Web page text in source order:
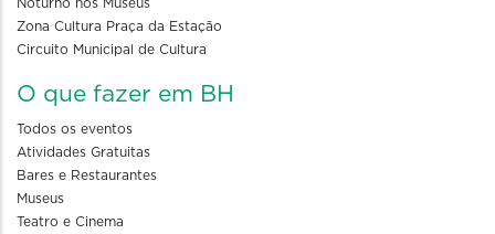
Noturno nos Museus
Zona Cultura Praça da Estação
Circuito Municipal de Cultura
O que fazer em BH
Todos os eventos
Atividades Gratuitas
Bares e Restaurantes
Museus
Teatro e Cinema